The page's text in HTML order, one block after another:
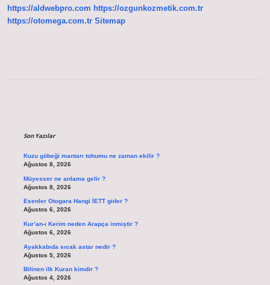
https://aldwebpro.com https://ozgunkozmetik.com.tr
https://otomega.com.tr Sitemap
Son Yazılar
Kuzu göbeği mantarı tohumu ne zaman ekilir ?
Ağustos 8, 2026
Müyesser ne anlama gelir ?
Ağustos 8, 2026
Esenler Otogara Hangi İETT gider ?
Ağustos 6, 2026
Kur’an-ı Kerim neden Arapça inmiştir ?
Ağustos 6, 2026
Ayakkabıda sıcak astar nedir ?
Ağustos 5, 2026
Bilinen ilk Kuran kimdir ?
Ağustos 4, 2026